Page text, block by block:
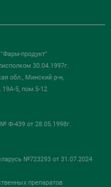
продукт"
30.04.1997г.
обл., Минский р-н,
5, пом.5-12
Ф-439 от 28.05.1998г.
№723293 от 31.07.2024
препаратов